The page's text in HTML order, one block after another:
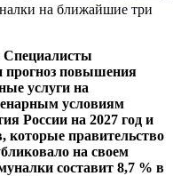
на ближайшие три
прогноз повышения
услуги на
условиям
России на 2027 год и
которые правительство
на своем
составит 8,7 % в